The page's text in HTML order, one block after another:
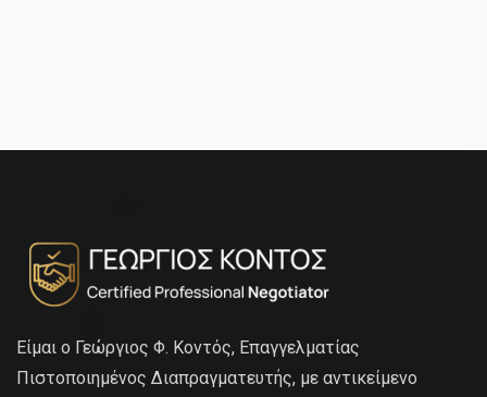
Είμαι ο Γεώργιος Φ. Κοντός, Επαγγελματίας
Πιστοποιημένος Διαπραγματευτής, με αντικείμενο